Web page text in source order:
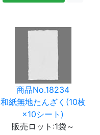
商品No.18234
和紙無地たんざく(10枚
×10シート)
販売ロット:1袋～